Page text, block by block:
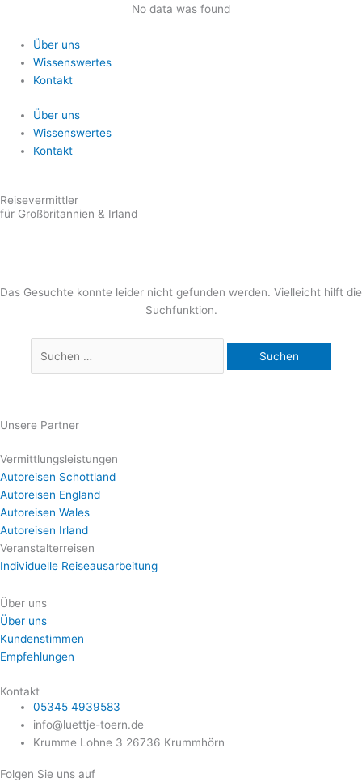
springen
No data was found
Über uns
Wissenswertes
Kontakt
Über uns
Wissenswertes
Kontakt
Reisevermittler
für Großbritannien & Irland
Das Gesuchte konnte leider nicht gefunden werden. Vielleicht hilft die
Suchfunktion.
Unsere Partner
Vermittlungsleistungen
Autoreisen Schottland
Autoreisen England
Autoreisen Wales
Autoreisen Irland
Veranstalterreisen
Individuelle Reiseausarbeitung
Über uns
Über uns
Kundenstimmen
Empfehlungen
Kontakt
05345 4939583
info@luettje-toern.de
Krumme Lohne 3 26736 Krummhörn
Folgen Sie uns auf